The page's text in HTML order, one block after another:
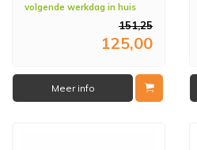
volgende werkdag in huis
151,25
125,00
Meer info